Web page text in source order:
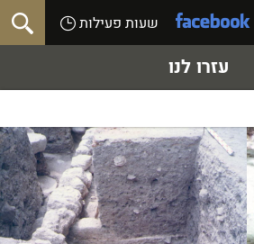
שעות פעילות
עזרו לנו